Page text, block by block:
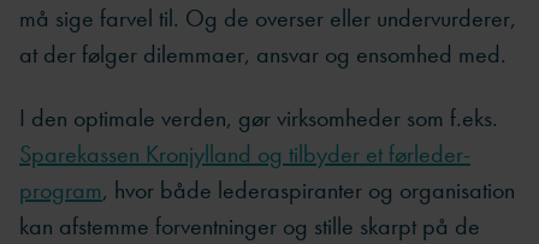
må sige farvel til. Og de overser eller undervurderer,
at der følger dilemmaer, ansvar og ensomhed med.
I den optimale verden, gør virksomheder som f.eks.
Sparekassen Kronjylland og tilbyder et førleder-
program, hvor både lederaspiranter og organisation
kan afstemme forventninger og stille skarpt på de